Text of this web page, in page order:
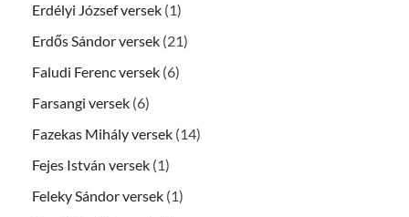
Erdélyi József versek (1)
Erdős Sándor versek (21)
Faludi Ferenc versek (6)
Farsangi versek (6)
Fazekas Mihály versek (14)
Fejes István versek (1)
Feleky Sándor versek (1)